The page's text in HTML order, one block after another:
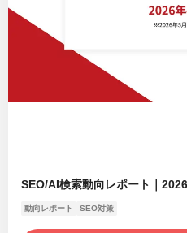
SEO/AI検索動向レポート｜
動向レポート SEO対策